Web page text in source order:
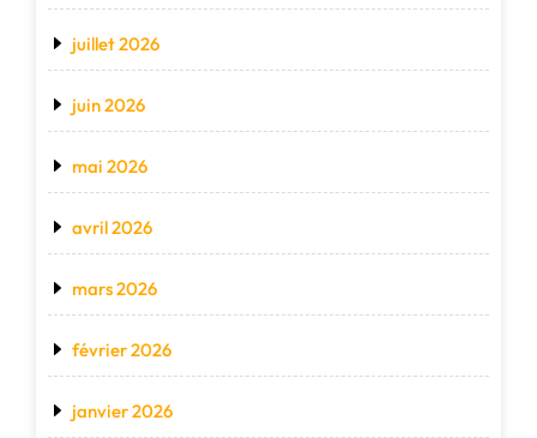
juillet 2026
juin 2026
mai 2026
avril 2026
mars 2026
février 2026
janvier 2026